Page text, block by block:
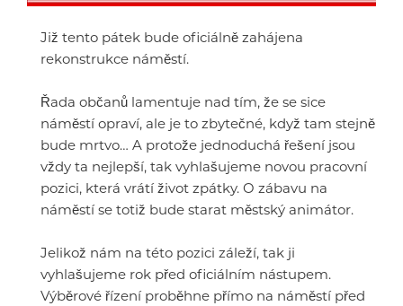
Již tento pátek bude oficiálně zahájena
rekonstrukce náměstí.
Řada občanů lamentuje nad tím, že se sice
náměstí opraví, ale je to zbytečné, když tam stejně
bude mrtvo… A protože jednoduchá řešení jsou
vždy ta nejlepší, tak vyhlašujeme novou pracovní
pozici, která vrátí život zpátky. O zábavu na
náměstí se totiž bude starat městský animátor.
Jelikož nám na této pozici záleží, tak ji
vyhlašujeme rok před oficiálním nástupem.
Výběrové řízení proběhne přímo na náměstí před